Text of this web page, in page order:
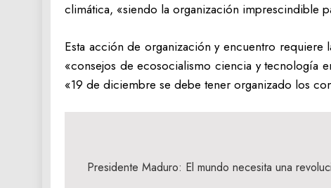
climática, «siendo la organización imprescindible
Esta acción de organización y encuentro requiere
«consejos de ecosocialismo ciencia y tecnología
«19 de diciembre se debe tener organizado los
de
Presidente Maduro: El mundo necesita una